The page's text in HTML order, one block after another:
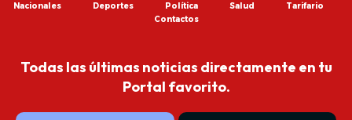
Nacionales Deportes Política Salud
Tarifario
Contactos
Todas las últimas noticias directamente en tu
Portal favorito.